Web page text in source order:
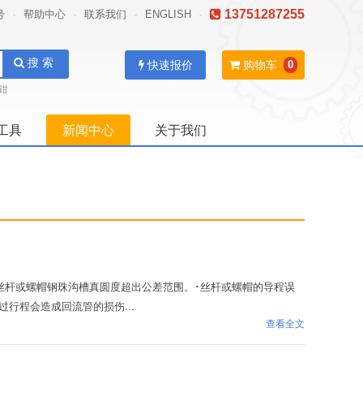
- 帮助中心 - 联系我们 - ENGLISH - 13751287255
搜 索 购物车 0
快速报价
具 新闻中心 关于我们
或螺帽钢珠沟槽真圆度超出公差范围。･丝杆或螺帽的导程误
行程会造成回流管的损伤...
查看全文